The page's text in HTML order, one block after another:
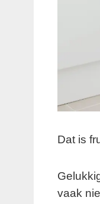
Dat is
vaak